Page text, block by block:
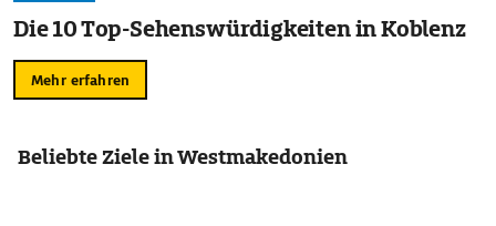
Die 10 Top-Sehenswürdigkeiten in Koblenz
Mehr erfahren
Beliebte Ziele in Westmakedonien